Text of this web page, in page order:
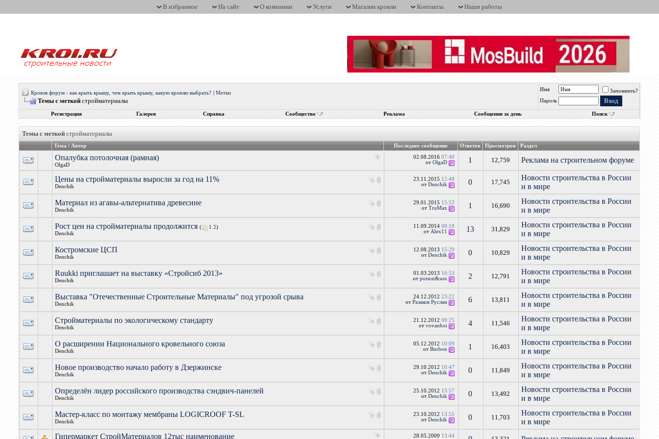
В избранное На сайт О компании Услуги Магазин кровли Контакты Наши работы
Кровля форум - как крыть крышу, чем крыть крышу, какую кровлю выбрать? |Метки
Темы с меткойстройматериалы
Имя
Запомнить?
Пароль
Регистрация Галерея Справка Сообщество Реклама Сообщения за день Поиск
Темы с меткойстройматериалы
Тема / Автор Последнее сообщение Ответов Просмотров Раздел
Опалубка потолочная (рамная)
OlgaD
02.08.201607:40
отOlgaD 1 12,759 Реклама на строительном форуме
Цены на стройматериалы выросли за год на 11%
Denchik
23.11.2015 12:48
отDenchik 0 17,745
Новости строительства в России
и в мире
Материал из агавы-альтернатива древесине
Denchik
29.01.2015 15:53
отTruMax 1 16,690
Новости строительства в России
и в мире
Рост цен на стройматериалы продолжится ( 1 2)
Denchik
11.09.201409:18
от Alex11 13 31,829
Новости строительства в России
и в мире
Костромские ЦСП
Denchik
12.08.2013 15:29
отDenchik 0 10,829
Новости строительства в России
и в мире
Ruukki приглашает на выставку «Стройсиб 2013»
Denchik
01.03.2013 16:53
отpoison&son 2 12,791
Новости строительства в России
и в мире
Выставка "Отечественные Строительные Материалы" под угрозой срыва
Denchik
24.12.201223:22
отРазаков Руслан 6 13,811
Новости строительства в России
и в мире
Стройматериалы по экологическому стандарту
Denchik
21.12.201209:25
отvovanboi 4 11,546
Новости строительства в России
и в мире
О расширении Национального кровельного союза
Denchik
05.12.2012 10:09
отBurbon 1 16,403
Новости строительства в России
и в мире
Новое производство начало работу в Дзержинске
Denchik
29.10.2012 10:47
отDenchik 0 11,849
Новости строительства в России
и в мире
Определён лидер российского производства сэндвич-панелей
Denchik
25.10.2012 15:57
отDenchik 0 13,492
Новости строительства в России
и в мире
Мастер-класс по монтажу мембраны LOGICROOF T-SL
Denchik
23.10.2012 13:55
отDenchik 0 11,703
Новости строительства в России
и в мире
Гипермаркет СтройМатериалов 12тыс наименование
28.05.2009 13:44